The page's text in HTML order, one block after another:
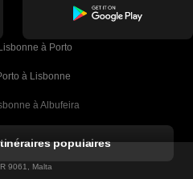
à Porto
à Lisbonne
à Albufeira
à Lagos
populaires
9061, Malta